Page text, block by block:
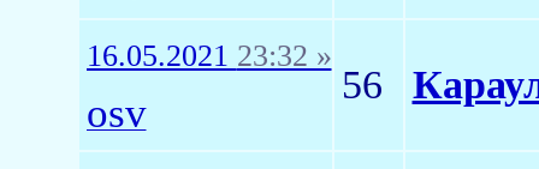
16.05.2021 23:32 »
osv
56